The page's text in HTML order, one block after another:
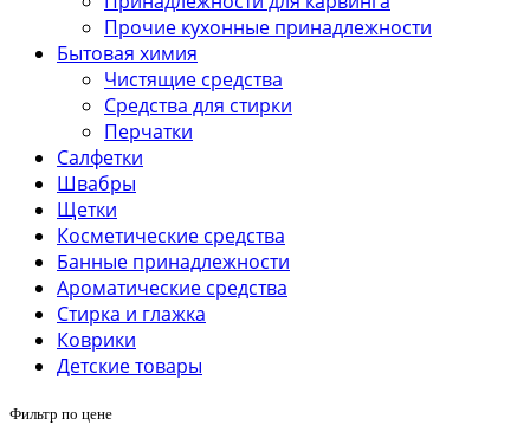
Прочие кухонные принадлежности
Бытовая химия
Чистящие средства
Средства для стирки
Перчатки
Салфетки
Швабры
Щетки
Косметические средства
Банные принадлежности
Ароматические средства
Стирка и глажка
Коврики
Детские товары
Фильтр по цене